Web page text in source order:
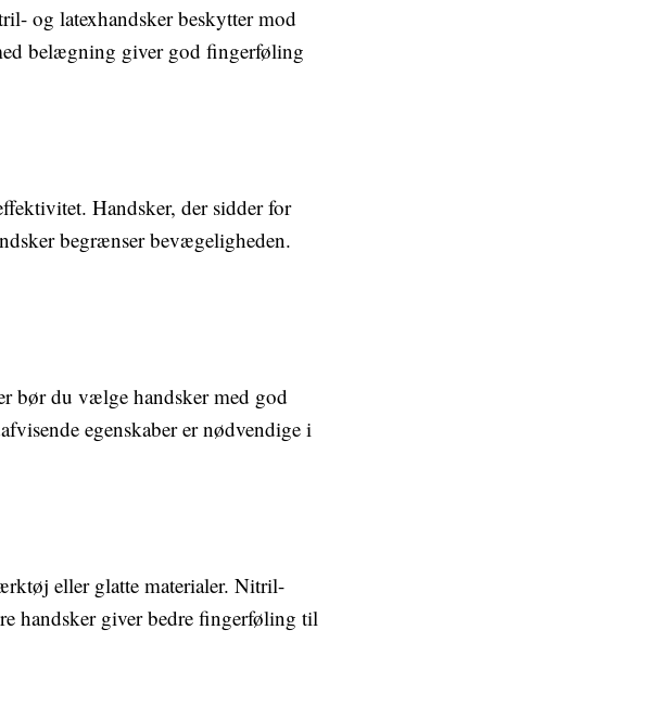
og latexhandsker beskytter mod
belægning giver god fingerføling
Handsker, der sidder for
begrænser bevægeligheden.
bør du vælge handsker med god
egenskaber er nødvendige i
eller glatte materialer. Nitril-
handsker giver bedre fingerføling til